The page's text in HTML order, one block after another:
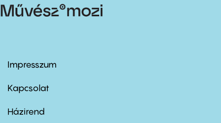
Footer
first
Impresszum
Kapcsolat
Footer
Házirend